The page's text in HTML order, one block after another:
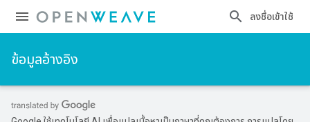
ลงชื่อเข้าใช้
ข้อมูลอ้างอิง